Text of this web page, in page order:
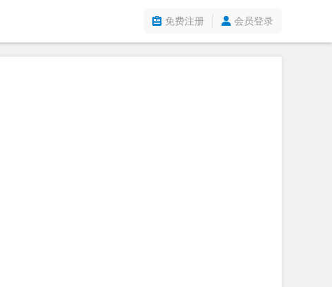
免费注册 会员登录